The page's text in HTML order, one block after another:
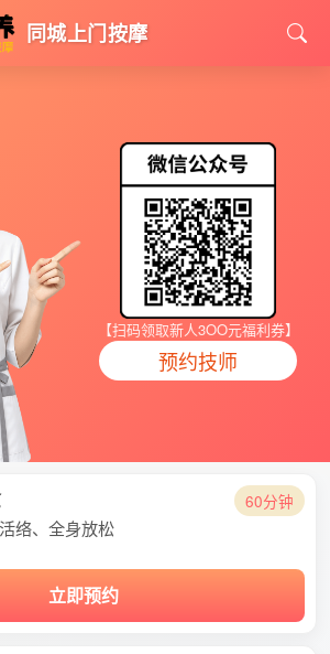
同城上门按摩
【扫码领取新人3OO元福利券】
预约技师
60分钟
络、全身放松
立即预约